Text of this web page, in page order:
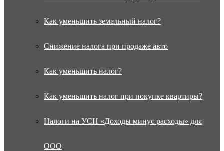
Как уменьшить земельный налог?
Снижение налога при продаже авто
Как уменьшить налог?
Как уменьшить налог при покупке квартиры?
Налоги на УСН «Доходы минус расходы» для
ООО